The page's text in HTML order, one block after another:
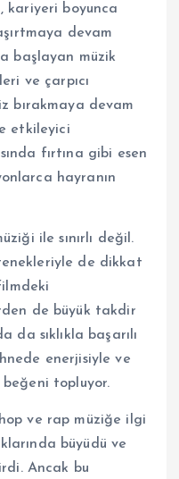
kariyeri boyunca
devam
başlayan müzik
ve çarpıcı
bırakmaya devam
etkileyici
fırtına gibi esen
hayranın
ile sınırlı değil.
de dikkat
de büyük takdir
da sıklıkla başarılı
enerjisiyle ve
beğeni topluyor.
ve rap müziğe ilgi
büyüdü ve
Ancak bu